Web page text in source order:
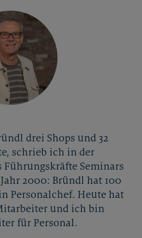
drei Shops und 32
schrieb ich in der
Seminars
2000: Bründl hat 100
Personalchef. Heute hat
und ich bin
für Personal.